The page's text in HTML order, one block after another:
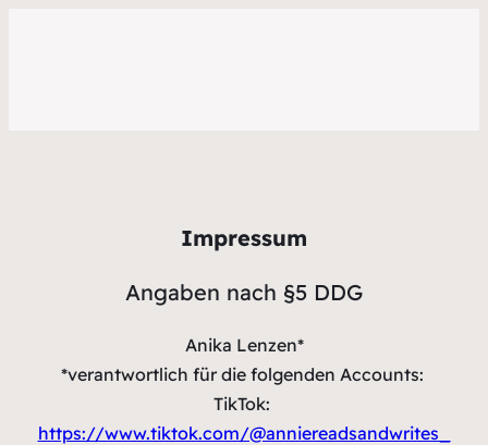
Impressum
Angaben nach §5 DDG
Anika Lenzen*
*verantwortlich für die folgenden Accounts:
TikTok:
https://www.tiktok.com/@anniereadsandwrites_